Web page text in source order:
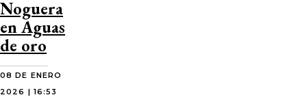
Noguera
en Aguas
de oro
08 DE ENERO
2026 | 16:53